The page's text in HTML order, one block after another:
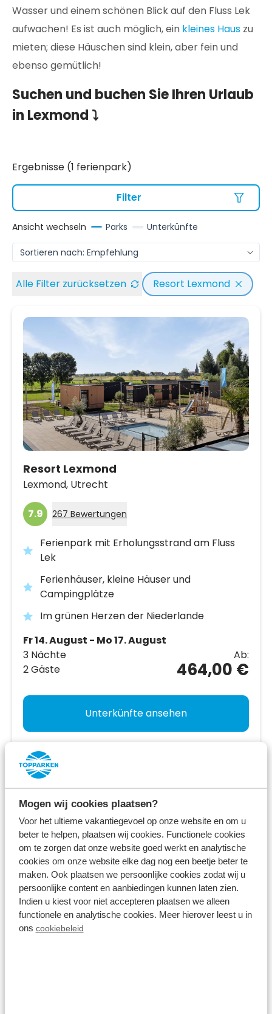
Mogen wij cookies plaatsen?
Voor het ultieme vakantiegevoel op onze website en om u
beter te helpen, plaatsen wij cookies. Functionele cookies
om te zorgen dat onze website goed werkt en analytische
cookies om onze website elke dag nog een beetje beter te
maken. Ook plaatsen we persoonlijke cookies zodat wij u
persoonlijke content en aanbiedingen kunnen laten zien.
Indien u kiest voor niet accepteren plaatsen we alleen
functionele en analytische cookies. Meer hierover leest u in
ons cookiebeleid
Wasser und einem schönen Blick auf den Fluss Lek
aufwachen! Es ist auch möglich, ein kleines Haus zu
mieten; diese Häuschen sind klein, aber fein und
ebenso gemütlich!
Suchen und buchen Sie Ihren Urlaub
in Lexmond ⤵️
Ergebnisse (1 ferienpark)
Filter
Ansicht wechseln Parks Unterkünfte
Alle Filter zurücksetzen Resort Lexmond
Resort Lexmond
Lexmond, Utrecht
7.9 267 Bewertungen
Ferienpark mit Erholungsstrand am Fluss
Lek
Ferienhäuser, kleine Häuser und
Campingplätze
Im grünen Herzen der Niederlande
Fr 14. August - Mo 17. August
3 Nächte
2 Gäste
Ab:
464,00 €
Unterkünfte ansehen
Über Resort Lexmond
Ein Urlaub auf unseremCampingplatzund
Ferienpark in Lexmond bedeutet Natur, Wasser und
Strand. Hier können Sie Entspannung mit der
ganzen Familie genießen. In unserem Ferienpark
finden Sie ein Freibad mit Kinderbecken, ein
komplett renoviertes Sanitärgebäude und einen